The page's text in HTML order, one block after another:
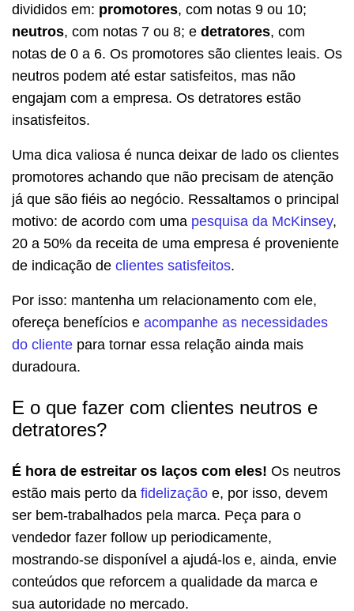
divididos em: promotores, com notas 9 ou 10;
neutros, com notas 7 ou 8; e detratores, com
notas de 0 a 6. Os promotores são clientes leais. Os
neutros podem até estar satisfeitos, mas não
engajam com a empresa. Os detratores estão
insatisfeitos.
Uma dica valiosa é nunca deixar de lado os clientes
promotores achando que não precisam de atenção
já que são fiéis ao negócio. Ressaltamos o principal
motivo: de acordo com uma pesquisa da McKinsey,
20 a 50% da receita de uma empresa é proveniente
de indicação de clientes satisfeitos.
Por isso: mantenha um relacionamento com ele,
ofereça benefícios e acompanhe as necessidades
do cliente para tornar essa relação ainda mais
duradoura.
E o que fazer com clientes neutros e
detratores?
É hora de estreitar os laços com eles! Os neutros
estão mais perto da fidelização e, por isso, devem
ser bem-trabalhados pela marca. Peça para o
vendedor fazer follow up periodicamente,
mostrando-se disponível a ajudá-los e, ainda, envie
conteúdos que reforcem a qualidade da marca e
sua autoridade no mercado.